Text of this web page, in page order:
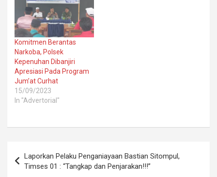
Komitmen Berantas
Narkoba, Polsek
Kepenuhan Dibanjiri
Apresiasi Pada Program
Jum’at Curhat
15/09/2023
In "Advertorial"
navigation
Laporkan Pelaku Penganiayaan Bastian Sitompul,
Timses 01 : “Tangkap dan Penjarakan!!!”